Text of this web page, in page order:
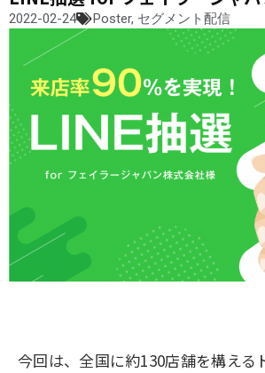
2022-02-24 Poster, セグメント配信
今回は、全国に約130店舗を構える